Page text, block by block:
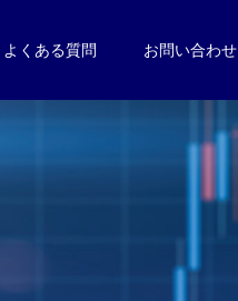
よくある質問 お問い合わせ